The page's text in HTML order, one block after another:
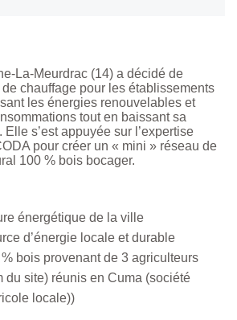
La-Meurdrac (14) a décidé de
chauffage pour les établissements
les énergies renouvelables et
tout en baissant sa
s’est appuyée sur l’expertise
pour créer un « mini » réseau de
100 % bois bocager.
énergétique de la ville
d’énergie locale et durable
bois provenant de 3 agriculteurs
du site) réunis en Cuma (société
locale))